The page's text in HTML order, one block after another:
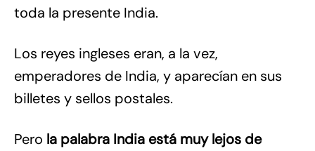
toda la presente India.
Los reyes ingleses eran, a la vez,
emperadores de India, y aparecían en sus
billetes y sellos postales.
Pero la palabra India está muy lejos de